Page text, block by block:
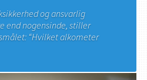
og ansvarlig
end nogensinde, stiller
“Hvilket alkometer